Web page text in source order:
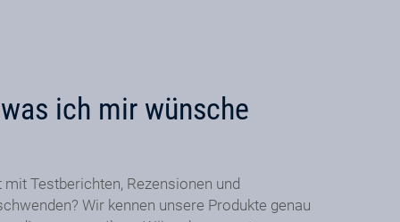
ich mir wünsche
Testberichten, Rezensionen und
Wir kennen unsere Produkte genau